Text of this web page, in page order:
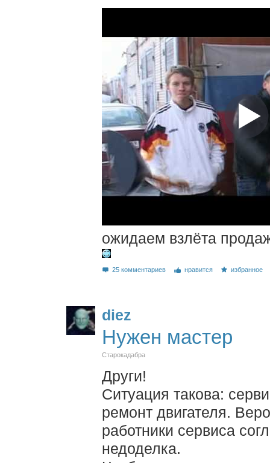
ожидаем взлёта
25 комментариев нравится избранное
diez
Нужен мастер
Старокадабра
Други!
Ситуация такова:
ремонт двигателя.
работники сервиса
недоделка.